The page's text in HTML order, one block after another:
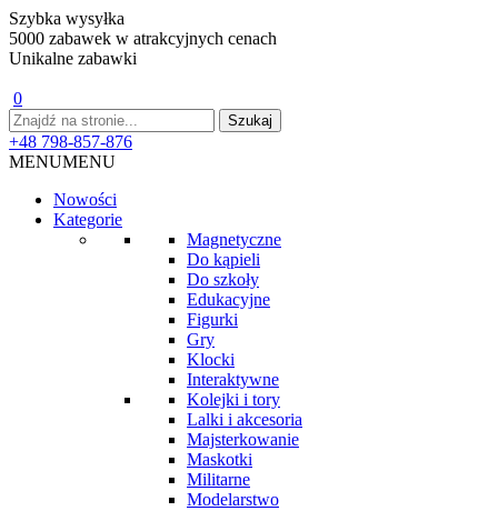
Szybka wysyłka
5000 zabawek w atrakcyjnych cenach
Unikalne zabawki
0
+48 798-857-876
MENUMENU
Nowości
Kategorie
Magnetyczne
Do kąpieli
Do szkoły
Edukacyjne
Figurki
Gry
Klocki
Interaktywne
Kolejki i tory
Lalki i akcesoria
Majsterkowanie
Maskotki
Militarne
Modelarstwo